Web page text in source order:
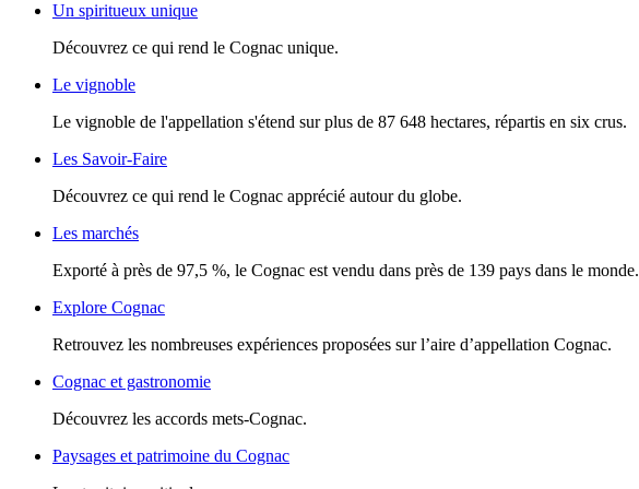
Un spiritueux unique
Découvrez ce qui rend le Cognac unique.
Le vignoble
Le vignoble de l'appellation s'étend sur plus de 87 648 hectares, répartis en six crus.
Les Savoir-Faire
Découvrez ce qui rend le Cognac apprécié autour du globe.
Les marchés
Exporté à près de 97,5 %, le Cognac est vendu dans près de 139 pays dans le monde.
Explore Cognac
Retrouvez les nombreuses expériences proposées sur l’aire d’appellation Cognac.
Cognac et gastronomie
Découvrez les accords mets-Cognac.
Paysages et patrimoine du Cognac